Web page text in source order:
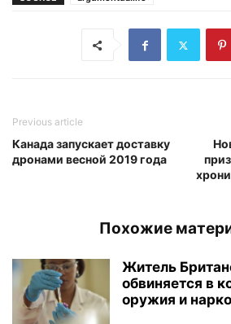
Previous article
Канада запускает доставку
дронами весной 2019 года
Похожие
Житель
обвиняется в
оружия и